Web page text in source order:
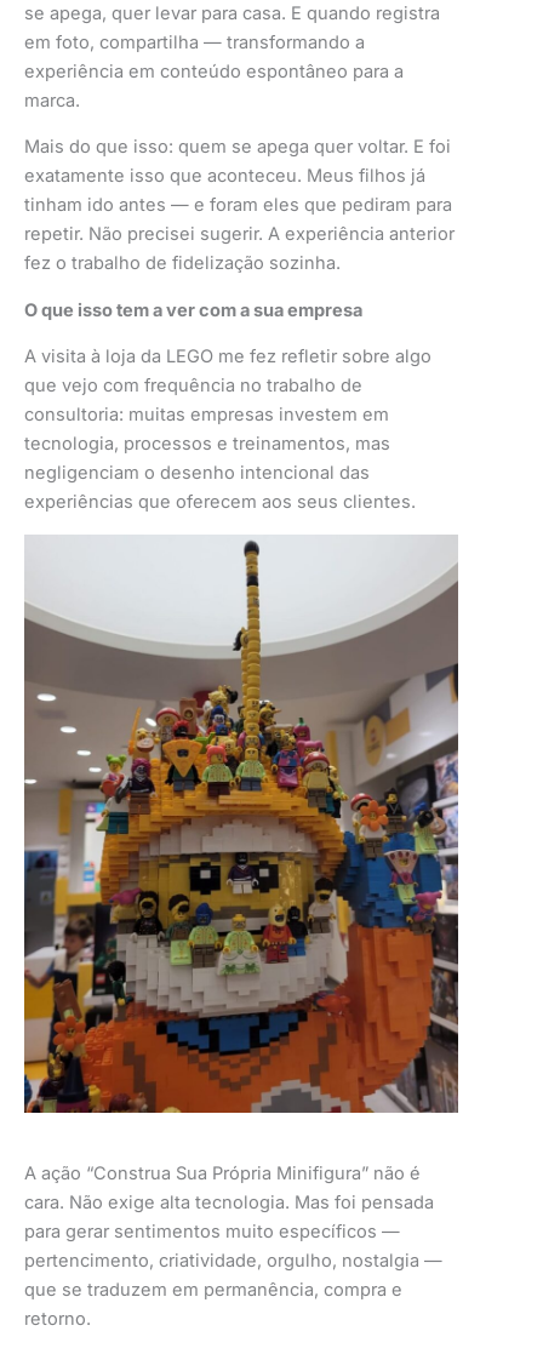
se apega, quer levar para casa. E quando registra
em foto, compartilha — transformando a
experiência em conteúdo espontâneo para a
marca.
Mais do que isso: quem se apega quer voltar. E foi
exatamente isso que aconteceu. Meus filhos já
tinham ido antes — e foram eles que pediram para
repetir. Não precisei sugerir. A experiência anterior
fez o trabalho de fidelização sozinha.
O que isso tem a ver com a sua empresa
A visita à loja da LEGO me fez refletir sobre algo
que vejo com frequência no trabalho de
consultoria: muitas empresas investem em
tecnologia, processos e treinamentos, mas
negligenciam o desenho intencional das
experiências que oferecem aos seus clientes.
A ação “Construa Sua Própria Minifigura” não é
cara. Não exige alta tecnologia. Mas foi pensada
para gerar sentimentos muito específicos —
pertencimento, criatividade, orgulho, nostalgia —
que se traduzem em permanência, compra e
retorno.